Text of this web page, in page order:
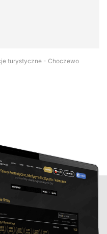
turystyczne - Choczewo